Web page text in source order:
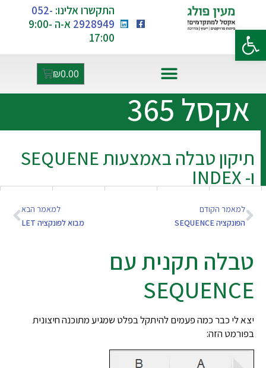
פתח סרגל נגישות
התקשרו אלינו: 052-
2928949
א-ה 9:00-
17:00
₪0.00
תיקון טבלה באמצעות SEQUENE
ו- INDEX
אקסל 365
למאמר הקודם
הפונקציה SEQUENCE
למאמר הבא
מבוא לפונקציה LET
טבלה תקנית עם
SEQUENCE
יצא לי כבר כמה פעמים להיתקל בפלט שמגיע מתוכנה חיצונית
בפורמט הזה: